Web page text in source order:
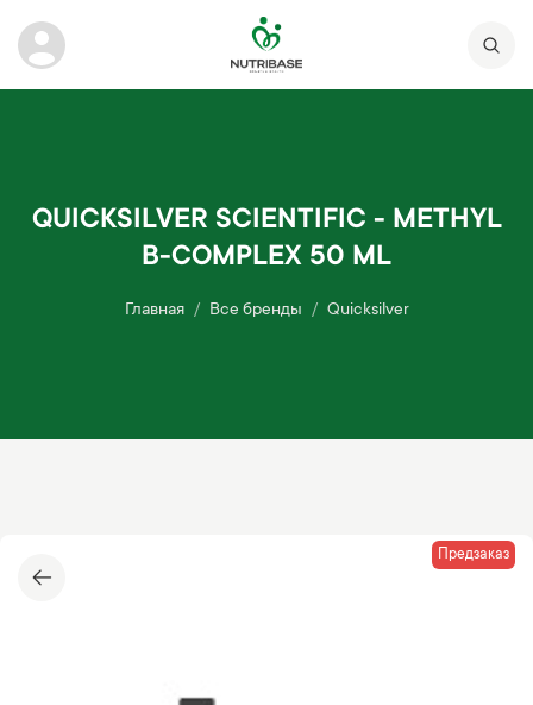
QUICKSILVER SCIENTIFIC - METHYL
B-COMPLEX 50 ML
Главная Все бренды Quicksilver
Предзаказ